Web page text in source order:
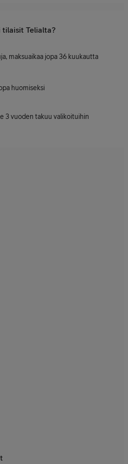
tilaisit Telialta?
maksuaikaa jopa 36 kuukautta
huomiseksi
3 vuoden takuu valikoituihin